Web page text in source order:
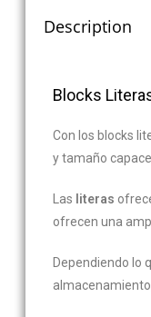
Description
Blocks
Con los blocks
y tamaño
Las literas
ofrecen una
Dependiendo lo